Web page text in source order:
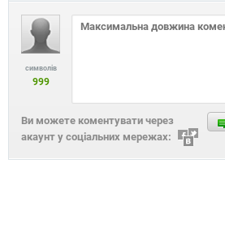
символів
999
Ви можете коментувати через
акаунт у соціальних мережах: